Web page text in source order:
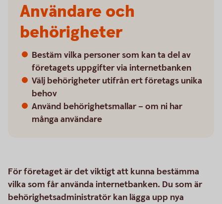
Användare och
behörigheter
Bestäm vilka personer som kan ta del av
företagets uppgifter via internetbanken
Välj behörigheter utifrån ert företags unika
behov
Använd behörighetsmallar – om ni har
många användare
För företaget är det viktigt att kunna bestämma
vilka som får använda internetbanken. Du som är
behörighetsadministratör kan lägga upp nya